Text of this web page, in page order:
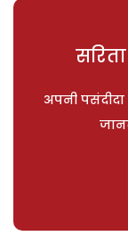
अपनी